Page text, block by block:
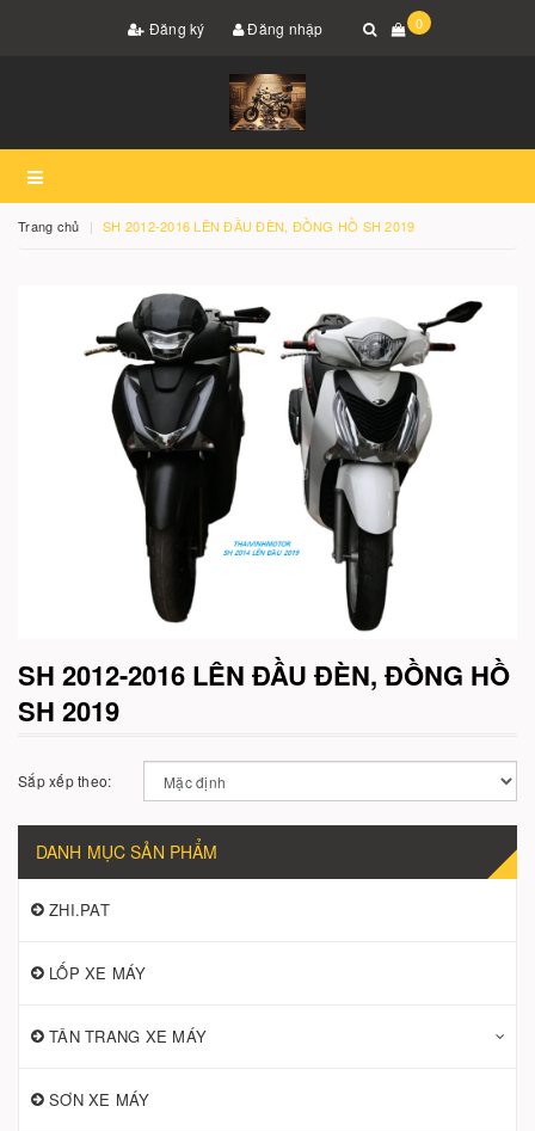
Đăng ký Đăng nhập 0
Trang chủ SH 2012-2016 LÊN ĐẦU ĐÈN, ĐỒNG HỒ SH 2019
SH 2012-2016 LÊN ĐẦU ĐÈN, ĐỒNG HỒ
SH 2019
Sắp xếp theo:
DANH MỤC SẢN PHẨM
ZHI.PAT
LỐP XE MÁY
TÂN TRANG XE MÁY
SƠN XE MÁY